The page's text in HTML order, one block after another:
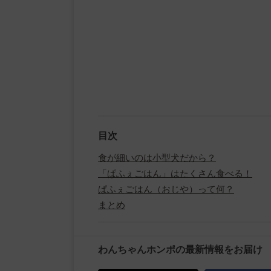
目次
食が細いのは小型犬だから？
「ぱふぇごはん」はたくさん食べる！
ぱふぇごはん（おじや）って何？
まとめ
わんちゃんホンポの最新情報をお届け